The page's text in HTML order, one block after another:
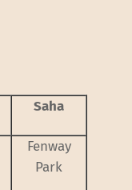
Saha
Fenway
Park